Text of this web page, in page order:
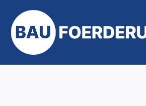
Inhalt
springen